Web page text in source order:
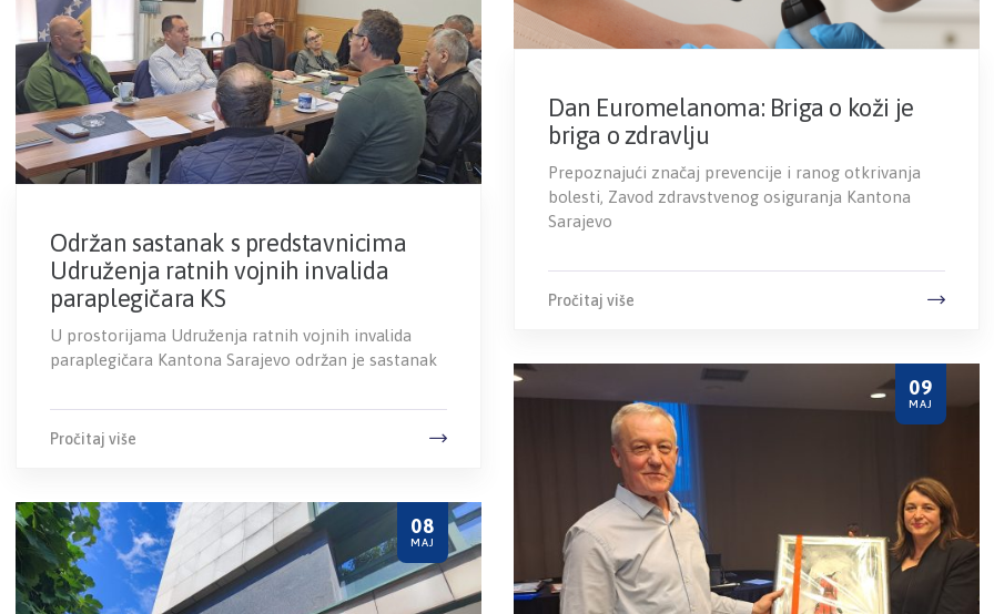
Dan Euromelanoma: Briga o koži je
briga o zdravlju
Prepoznajući značaj prevencije i ranog otkrivanja
bolesti, Zavod zdravstvenog osiguranja Kantona
Sarajevo
Pročitaj više
Održan sastanak s predstavnicima
Udruženja ratnih vojnih invalida
paraplegičara KS
U prostorijama Udruženja ratnih vojnih invalida
paraplegičara Kantona Sarajevo održan je sastanak
Pročitaj više
09
MAJ
08
MAJ